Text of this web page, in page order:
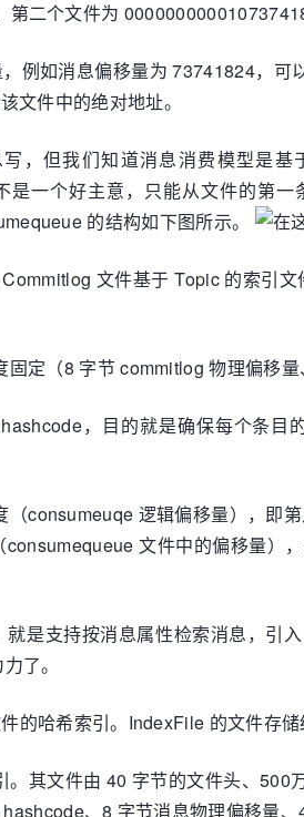
二个文件为
例如消息偏移量为 73741824，
文件中的绝对地址。
，但我们知道消息消费模型是
一个好主意，只能从文件的第
的结构如下图所示。
文件基于 Topic 的索引
定（8 字节 commitlog 物理偏移
，目的就是确保每个条
consumeuqe 逻辑偏移量），即
文件中的偏移量
是支持按消息属性检索消息，
了。
的哈希索引。IndexFile 的文件存
其文件由 40 字节的文件头、
、8 字节消息物理偏移量